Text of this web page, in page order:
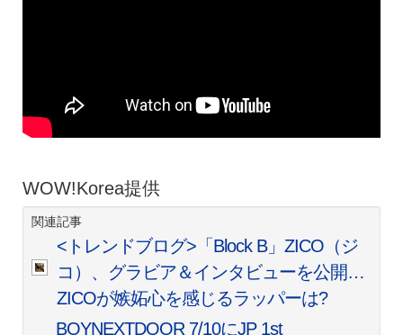
WOW!Korea提供
関連記事
<トレンドブログ>「Block B」ZICO（ジ
コ）、グラビア＆インタビューを公開…
ZICOが嫉妬心を感じるラッパーは?
BOYNEXTDOOR 7/10にJP 1st